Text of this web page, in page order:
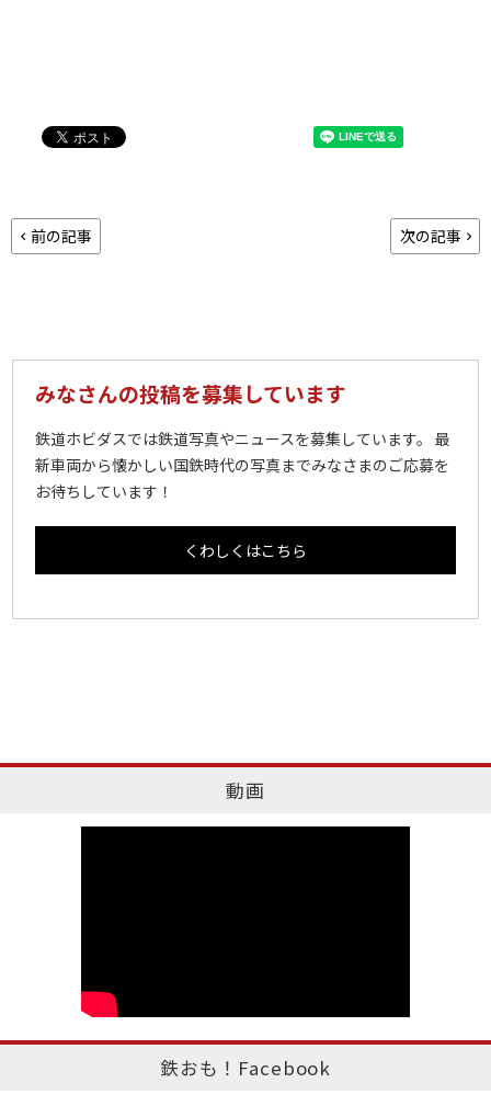
前の記事 次の記事
みなさんの投稿を募集しています
鉄道ホビダスでは鉄道写真やニュースを募集しています。 最
新車両から懐かしい国鉄時代の写真までみなさまのご応募を
お待ちしています！
くわしくはこちら
動画
鉄おも！Facebook